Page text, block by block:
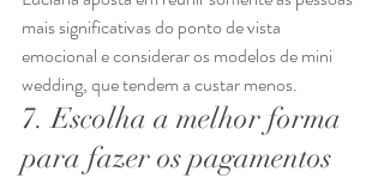
mais significativas do ponto de vista
emocional e considerar os modelos de mini
wedding, que tendem a custar menos.
7. Escolha a melhor forma
para fazer os pagamentos